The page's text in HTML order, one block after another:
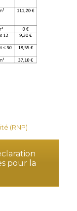
(RNP)
pour la